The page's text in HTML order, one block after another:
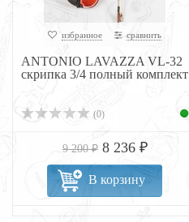
избранное сравнить
ANTONIO LAVAZZA VL-32
скрипка 3/4 полный комплект
(0)
9 200 ₽ 8 236 ₽
В корзину